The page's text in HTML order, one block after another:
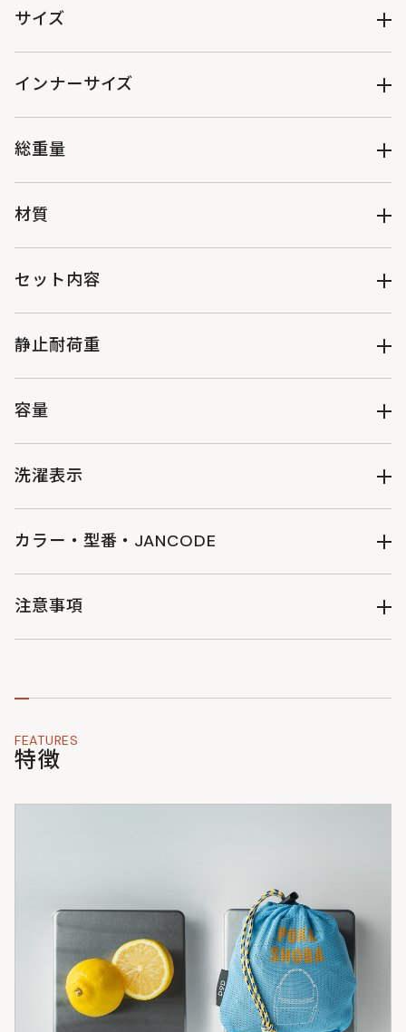
外側：3ヶ所
サイズ
（約）W30×D14×H25cm
インナーサイズ
（約）W14×D4×H14cm
総重量
（約）150g
材質
表生地：40Dナイロン
ポーチ：ポリエステル、ポリウレタン
セット内容
製品本体
静止耐荷重
（約）7kg
容量
（約）12L
洗濯表示
洗濯表示について
カラー・型番・JANCODE
ブラック : BA131-BK : 4571697236752
グレー : BA131-GY : 4571697236769
注意事項
・製品改良のため予告なくデザイン・仕様を変更する場合があ
明の当たり具合などにより、実物の色味と異なって見えること
がございます。
FEATURES
特徴